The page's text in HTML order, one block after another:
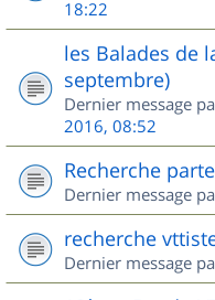
18:22
les Balades de
septembre)
Dernier message
2016, 08:52
Recherche
Dernier message
recherche
Dernier message